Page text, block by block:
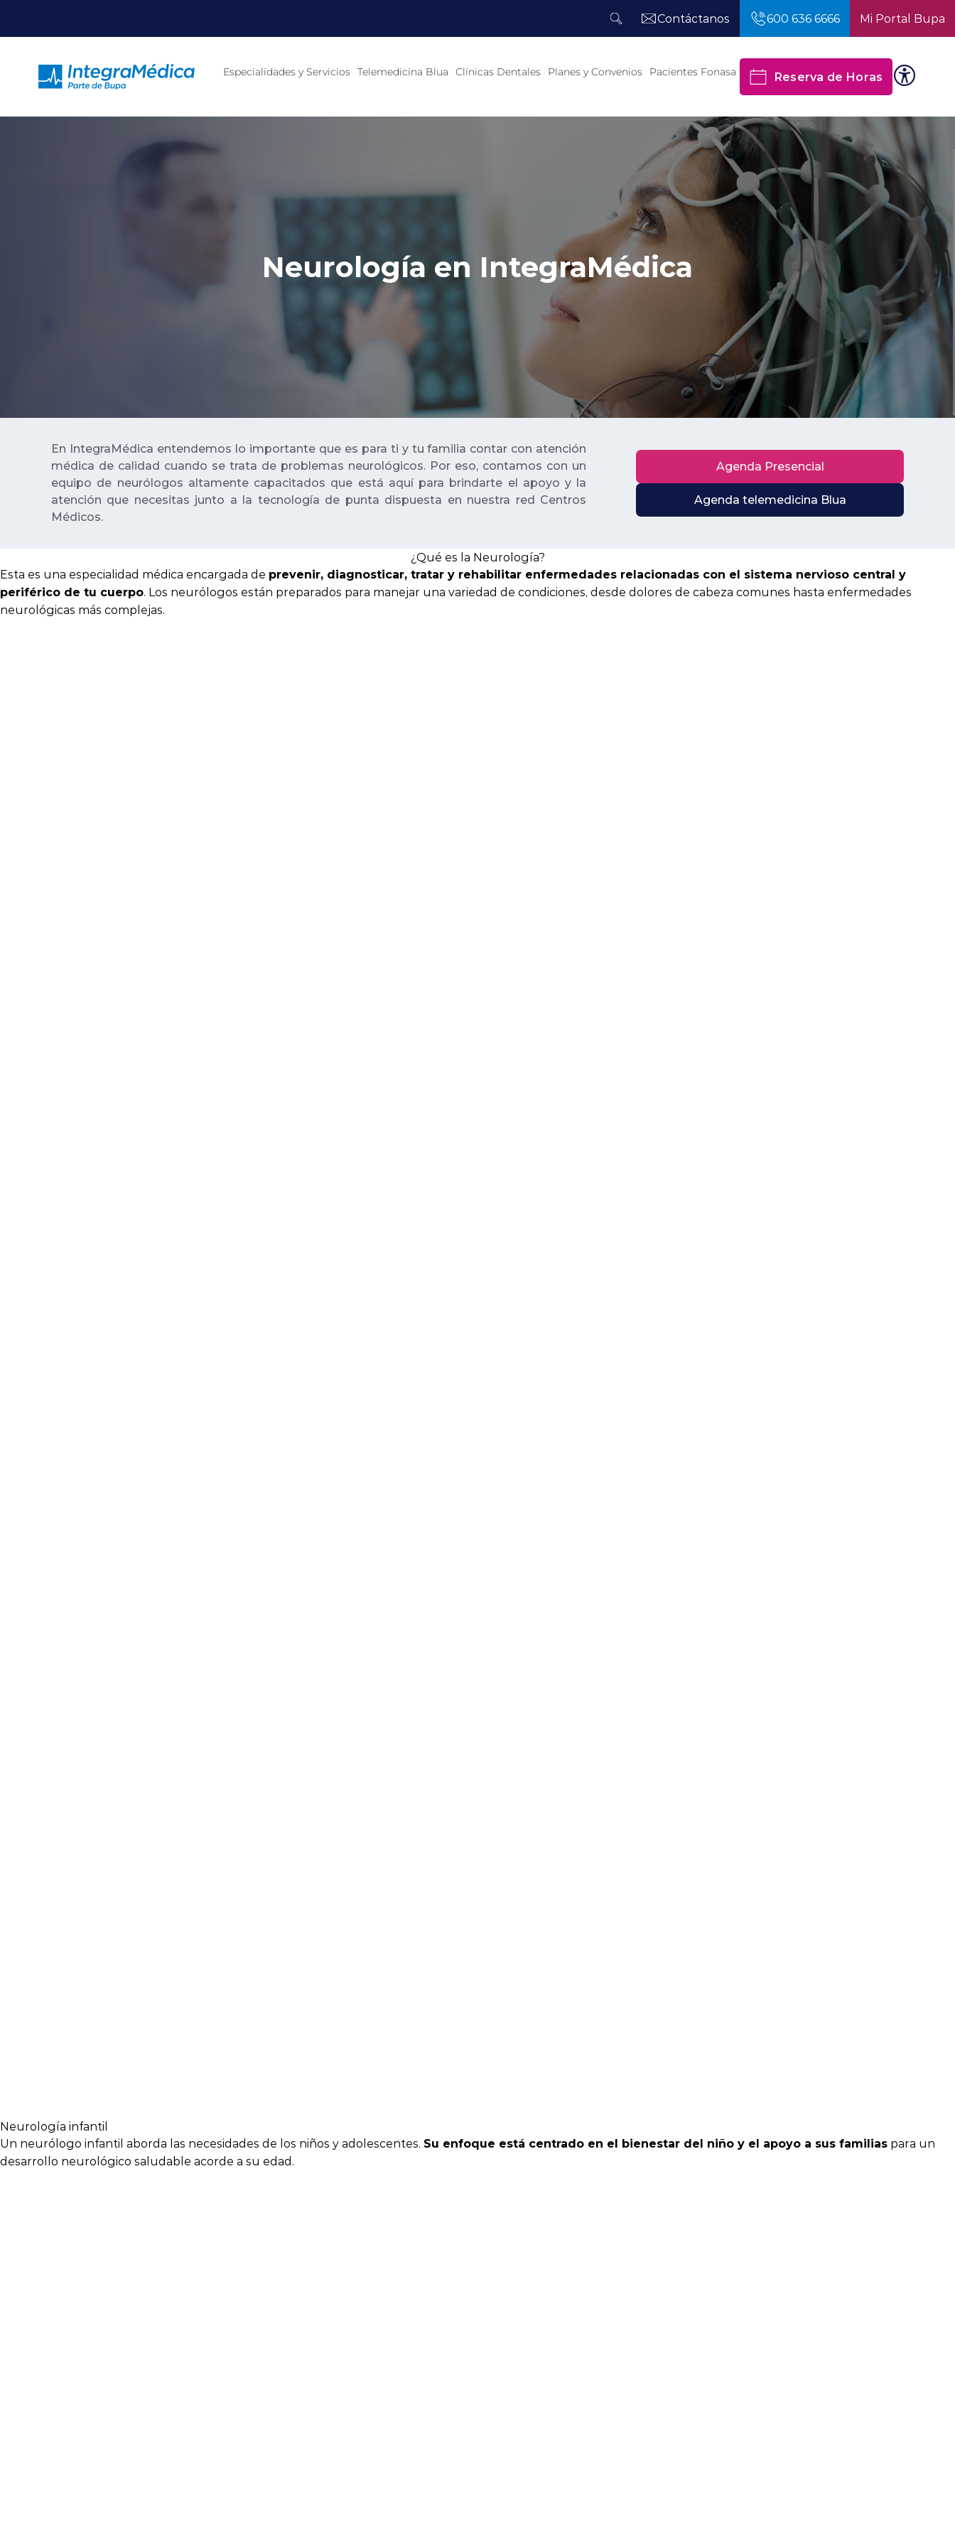
Contáctanos 600 636 6666 Mi Portal Bupa
Especialidades y Servicios Telemedicina Blua Clínicas Dentales Planes y Convenios Pacientes Fonasa Reserva de Horas
Neurología en IntegraMédica
En IntegraMédica entendemos lo importante que es para ti y tu familia contar con atención
médica de calidad cuando se trata de problemas neurológicos. Por eso, contamos con un
equipo de neurólogos altamente capacitados que está aquí para brindarte el apoyo y la
atención que necesitas junto a la tecnología de punta dispuesta en nuestra red Centros
Médicos.
Agenda Presencial
Agenda telemedicina Blua
¿Qué es la Neurología?
Esta es una especialidad médica encargada de prevenir, diagnosticar, tratar y rehabilitar enfermedades relacionadas con el sistema nervioso central y
periférico de tu cuerpo. Los neurólogos están preparados para manejar una variedad de condiciones, desde dolores de cabeza comunes hasta enfermedades
neurológicas más complejas.
Neurología infantil
Un neurólogo infantil aborda las necesidades de los niños y adolescentes. Su enfoque está centrado en el bienestar del niño y el apoyo a sus familias para un
desarrollo neurológico saludable acorde a su edad.